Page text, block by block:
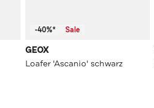
-40%* Sale
GEOX
Loafer 'Ascanio' schwarz